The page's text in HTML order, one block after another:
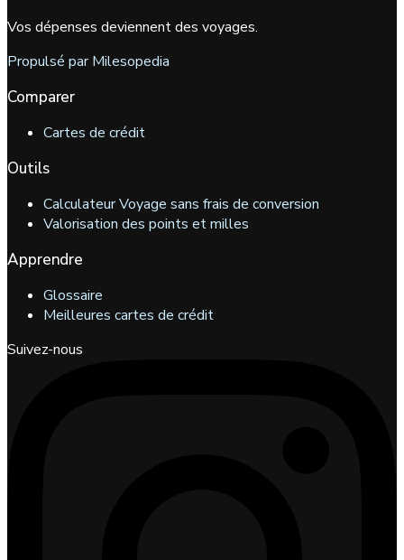
Vos dépenses deviennent des voyages.
Propulsé par Milesopedia
Comparer
Cartes de crédit
Outils
Calculateur Voyage sans frais de conversion
Valorisation des points et milles
Apprendre
Glossaire
Meilleures cartes de crédit
Suivez-nous